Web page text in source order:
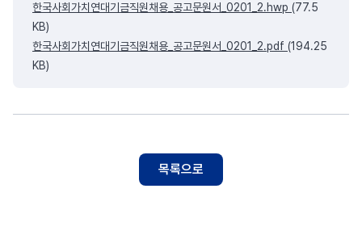
한국사회가치연대기금직원채용_공고문원서_0201_2.hwp (77.5
KB)
한국사회가치연대기금직원채용_공고문원서_0201_2.pdf (194.25
KB)
목록으로